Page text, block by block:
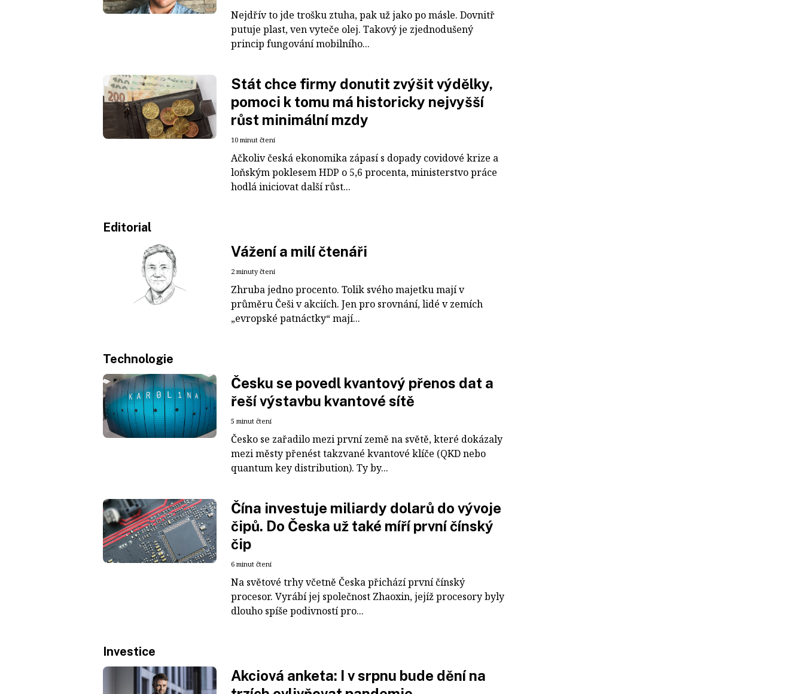
Nejdřív to jde trošku ztuha, pak už jako po másle. Dovnitř
putuje plast, ven vyteče olej. Takový je zjednodušený
princip fungování mobilního...
Stát chce firmy donutit zvýšit výdělky,
pomoci k tomu má historicky nejvyšší
růst minimální mzdy
10 minut čtení
Ačkoliv česká ekonomika zápasí s dopady covidové krize a
loňským poklesem HDP o 5,6 procenta, ministerstvo práce
hodlá iniciovat další růst...
Editorial
Vážení a milí čtenáři
2 minuty čtení
Zhruba jedno procento. Tolik svého majetku mají v
průměru Češi v akciích. Jen pro srovnání, lidé v zemích
„evropské patnáctky“ mají...
Technologie
Česku se povedl kvantový přenos dat a
řeší výstavbu kvantové sítě
5 minut čtení
Česko se zařadilo mezi první země na světě, které dokázaly
mezi městy přenést takzvané kvantové klíče (QKD nebo
quantum key distribution). Ty by...
Čína investuje miliardy dolarů do vývoje
čipů. Do Česka už také míří první čínský
čip
6 minut čtení
Na světové trhy včetně Česka přichází první čínský
procesor. Vyrábí jej společnost Zhaoxin, jejíž procesory byly
dlouho spíše podivností pro...
Investice
Akciová anketa: I v srpnu bude dění na